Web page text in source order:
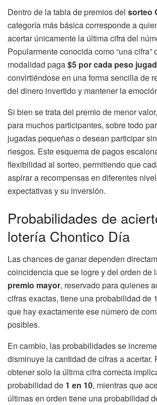
Dentro de la tabla de premios del sorteo
categoría más básica corresponde a
acertar únicamente la última cifra del
Popularmente conocida como “una cifra”
modalidad paga$5 por cada peso
convirtiéndose en una forma sencilla de
del dinero invertido y mantener la
Si bien se trata del premio de menor
para muchos participantes, sobre todo
jugadas pequeñas o desean participar
riesgos. Este esquema de pagos
flexibilidad al sorteo, permitiendo que
aspirar a recompensas en diferentes
expectativas y su inversión.
Probabilidades de
lotería Chontico Día
Las chances de ganar dependen
coincidencia que se logre y del orden de
premio mayor, reservado para quienes
cifras exactas, tiene una probabilidad de
que hay exactamente ese número de
posibles.
En cambio, las probabilidades se
disminuye la cantidad de cifras a acertar.
obtener solo la última cifra correcta
probabilidad de 1 en 10, mientras que
últimas en orden tiene una probabilidad